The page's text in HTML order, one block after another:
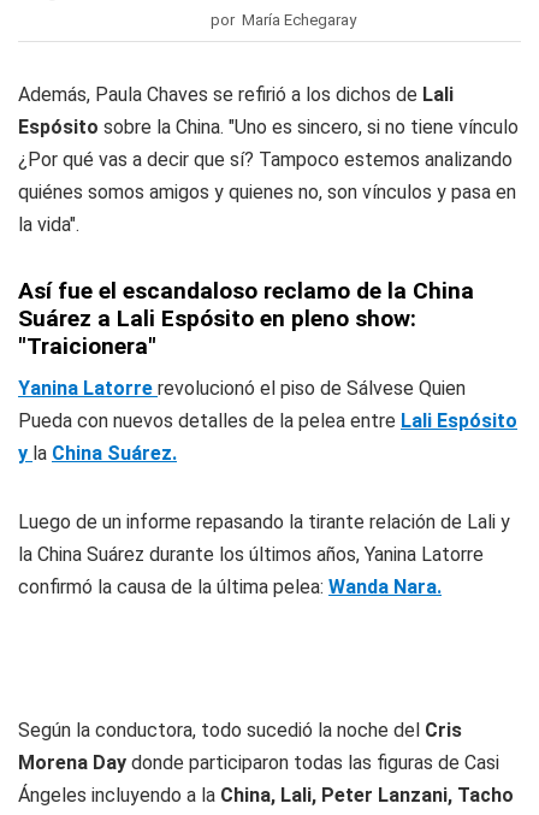
por María Echegaray
Además, Paula Chaves se refirió a los dichos de Lali
Espósito sobre la China. "Uno es sincero, si no tiene vínculo
¿Por qué vas a decir que sí? Tampoco estemos analizando
quiénes somos amigos y quienes no, son vínculos y pasa en
la vida".
Así fue el escandaloso reclamo de la China
Suárez a Lali Espósito en pleno show:
"Traicionera"
Yanina Latorre revolucionó el piso de Sálvese Quien
Pueda con nuevos detalles de la pelea entre Lali Espósito
y la China Suárez.
Luego de un informe repasando la tirante relación de Lali y
la China Suárez durante los últimos años, Yanina Latorre
confirmó la causa de la última pelea: Wanda Nara.
Según la conductora, todo sucedió la noche del Cris
Morena Day donde participaron todas las figuras de Casi
Ángeles incluyendo a la China, Lali, Peter Lanzani, Tacho